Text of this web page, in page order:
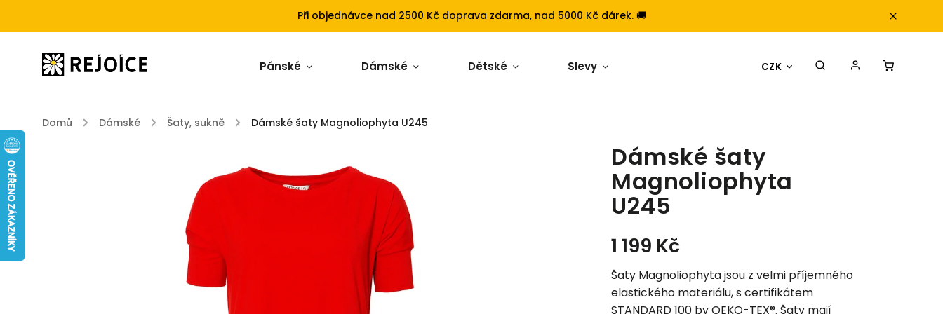
Při objednávce nad 2500 Kč doprava zdarma, nad 5000 Kč dárek. 🚚
CZK
Pánské Dámské Dětské Slevy
Domů / Dámské / Šaty, sukně / Dámské šaty Magnoliophyta U245
Dámské šaty
Magnoliophyta
U245
1 199 Kč
Šaty Magnoliophyta jsou z velmi příjemného
elastického materiálu, s certifikátem
STANDARD 100 by OEKO-TEX®. Šaty mají